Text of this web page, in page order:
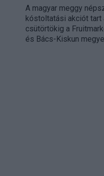
A magyar meggy
kóstoltatási akciót tart
csütörtökig a
és Bács-Kiskun megye